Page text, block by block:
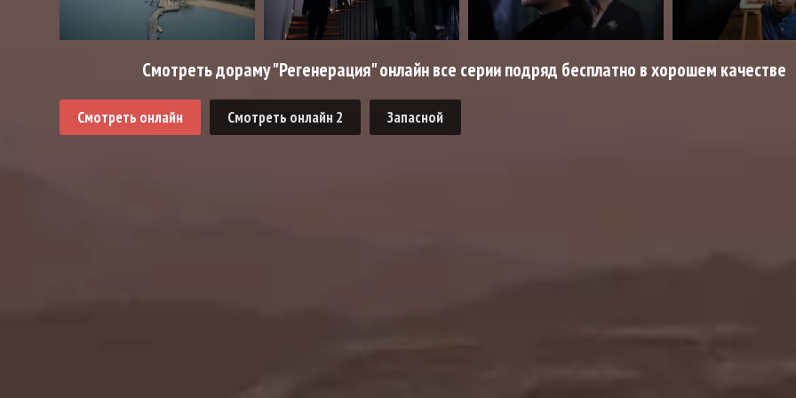
Смотреть дораму "Регенерация" онлайн все серии подряд бесплатно в хорошем качестве
Смотреть онлайн Смотреть онлайн 2 Запасной